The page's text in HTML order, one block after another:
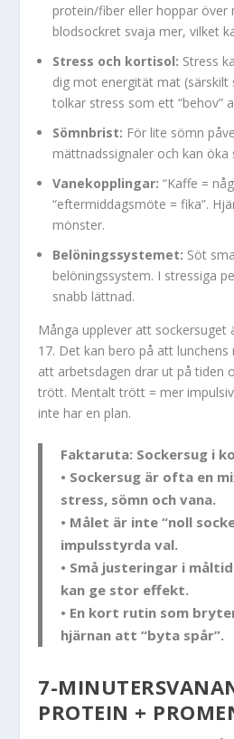
protein/fiber eller hoppar över
blodsockret svaja mer, vilket
Stress och kortisol: Stress
dig mot energität mat
tolkar stress som ett “behov”
Sömnbrist: För lite sömn
mättnadssignaler och kan öka
Vanekopplingar: “Kaffe =
“eftermiddagsmöte = fika”.
mönster.
Belöningssystemet: Söt
belöningssystem. I stressiga
snabb lättnad.
Många upplever att sockersuget
17. Det kan bero på att
att arbetsdagen drar ut på tiden
trött. Mentalt trött = mer
inte har en plan.
Faktaruta: Sockersug i
• Sockersug är ofta en
stress, sömn och vana.
• Målet är inte “noll
impulsstyrda val.
• Små justeringar i
kan ge stor effekt.
• En kort rutin som
hjärnan att “byta spår”.
7-
PROTEIN +